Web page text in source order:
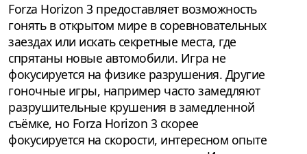
Forza Horizon 3 предоставляет возможность
гонять в открытом мире в соревновательных
заездах или искать секретные места, где
спрятаны новые автомобили. Игра не
фокусируется на физике разрушения. Другие
гоночные игры, например часто замедляют
разрушительные крушения в замедленной
съёмке, но Forza Horizon 3 скорее
фокусируется на скорости, интересном опыте